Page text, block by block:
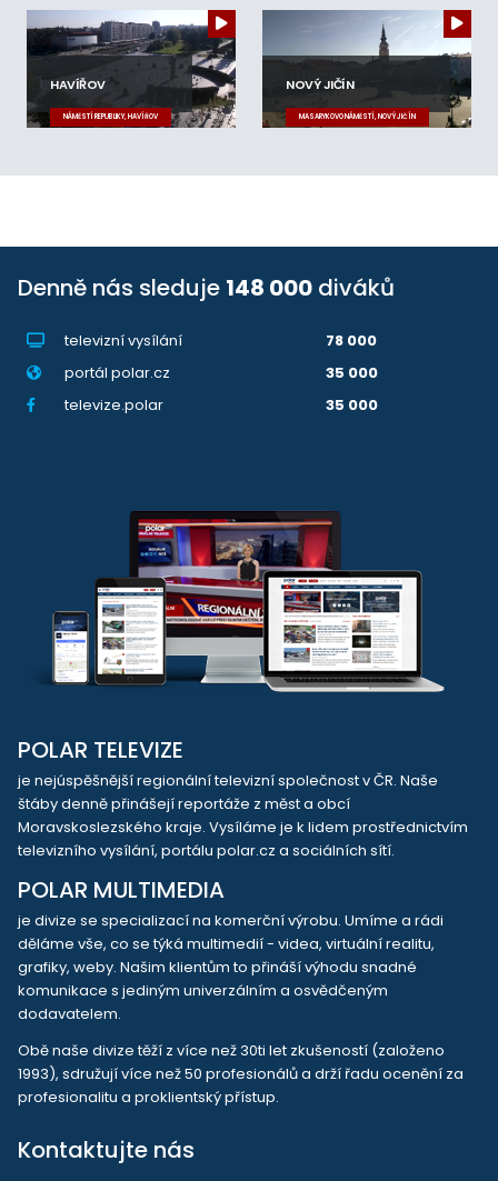
HAVÍŘOV
NÁMĚSTÍ REPUBLIKY, HAVÍŘOV
NOVÝ JIČÍN
MASARYKOVO NÁMĚSTÍ, NOVÝ JIČÍN
Denně nás sleduje 148 000 diváků
televizní vysílání
78 000
portál polar.cz
35 000
televize.polar
35 000
POLAR TELEVIZE
je nejúspěšnější regionální televizní společnost v ČR. Naše
štáby denně přinášejí reportáže z měst a obcí
Moravskoslezského kraje. Vysíláme je k lidem prostřednictvím
televizního vysílání, portálu polar.cz a sociálních sítí.
POLAR MULTIMEDIA
je divize se specializací na komerční výrobu. Umíme a rádi
děláme vše, co se týká multimedií - videa, virtuální realitu,
grafiky, weby. Našim klientům to přináší výhodu snadné
komunikace s jediným univerzálním a osvědčeným
dodavatelem.
Obě naše divize těží z více než 30ti let zkušeností (založeno
1993), sdružují více než 50 profesionálů a drží řadu ocenění za
profesionalitu a proklientský přístup.
Kontaktujte nás